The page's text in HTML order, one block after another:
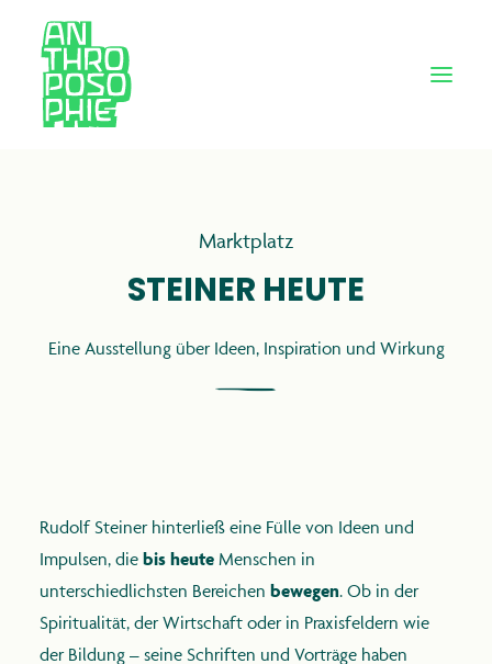
anthroposophie.de
Marktplatz
STEINER HEUTE
Eine Ausstellung über Ideen, Inspiration und Wirkung
Rudolf Steiner hinterließ eine Fülle von Ideen und
Impulsen, die bis heute Menschen in
unterschiedlichsten Bereichen bewegen. Ob in der
Spiritualität, der Wirtschaft oder in Praxisfeldern wie
der Bildung – seine Schriften und Vorträge haben